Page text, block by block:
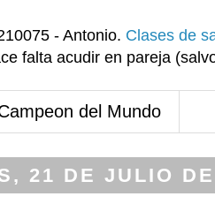
- Antonio. Clases de
falta acudir en pareja
del Mundo
21 DE JULIO